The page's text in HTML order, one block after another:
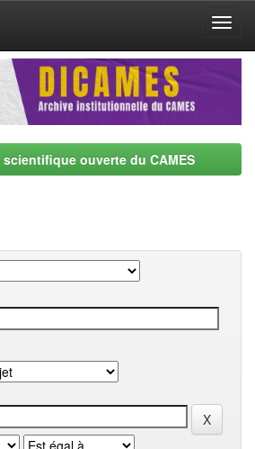
scientifique ouverte du CAMES